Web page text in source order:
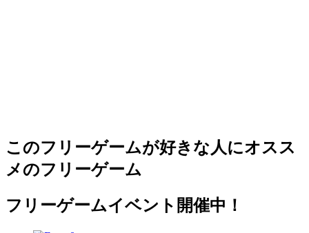
このフリーゲームが好きな人にオスス
メのフリーゲーム
フリーゲームイベント開催中！